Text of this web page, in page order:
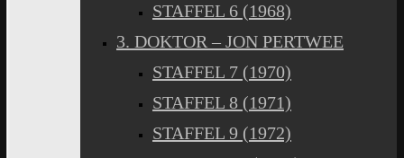
STAFFEL 6 (1968)
3. DOKTOR – JON PERTWEE
STAFFEL 7 (1970)
STAFFEL 8 (1971)
STAFFEL 9 (1972)